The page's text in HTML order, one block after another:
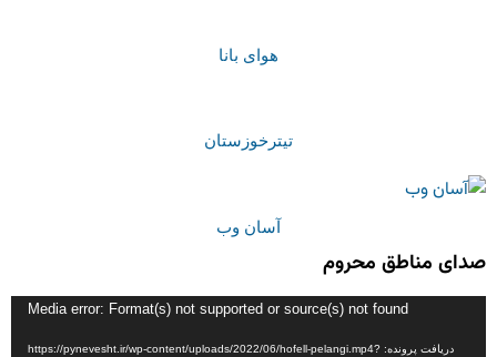
هوای بانا
تیترخوزستان
آسان وب
صدای مناطق محروم
ویدیو
Media error: Format(s) not supported or source(s) not found
دریافت پرونده: https://pynevesht.ir/wp-content/uploads/2022/06/hofell-pelangi.mp4?